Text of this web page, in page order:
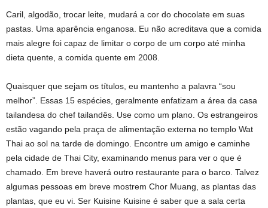
Caril, algodão, trocar leite, mudará a cor do chocolate em suas
pastas. Uma aparência enganosa. Eu não acreditava que a comida
mais alegre foi capaz de limitar o corpo de um corpo até minha
dieta quente, a comida quente em 2008.
Quaisquer que sejam os títulos, eu mantenho a palavra “sou
melhor”. Essas 15 espécies, geralmente enfatizam a área da casa
tailandesa do chef tailandês. Use como um plano. Os estrangeiros
estão vagando pela praça de alimentação externa no templo Wat
Thai ao sol na tarde de domingo. Encontre um amigo e caminhe
pela cidade de Thai City, examinando menus para ver o que é
chamado. Em breve haverá outro restaurante para o barco. Talvez
algumas pessoas em breve mostrem Chor Muang, as plantas das
plantas, que eu vi. Ser Kuisine Kuisine é saber que a sala certa